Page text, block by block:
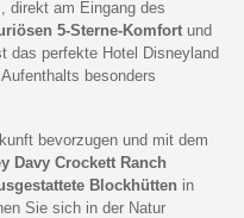
, direkt am Eingang des
5-Sterne-Komfort und
das perfekte Hotel Disneyland
besonders
bevorzugen und mit dem
Davy Crockett Ranch
Blockhütten in
Sie sich in der Natur